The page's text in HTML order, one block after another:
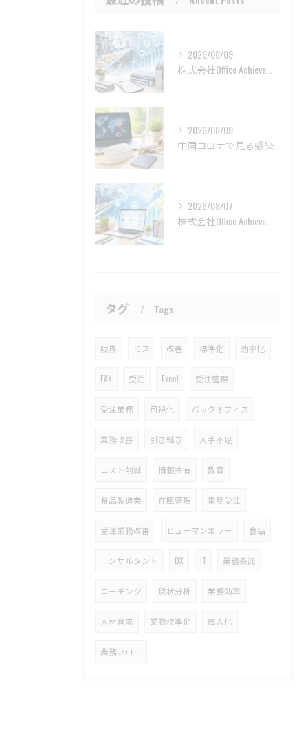
2026/08/09
2026/08/08
2026/08/07
タグ Tags
限界 ミス 改善 標準化 効率化
FAX 受注 Excel 受注管理
受注業務 可視化 バックオフィス
業務改善 引き継ぎ 人手不足
コスト削減 情報共有 教育
食品製造業 在庫管理 電話受注
受注業務改善 ヒューマンエラー 食品
コンサルタント DX IT 業務委託
コーチング 現状分析 業務効率
人材育成 業務標準化 属人化
業務フロー